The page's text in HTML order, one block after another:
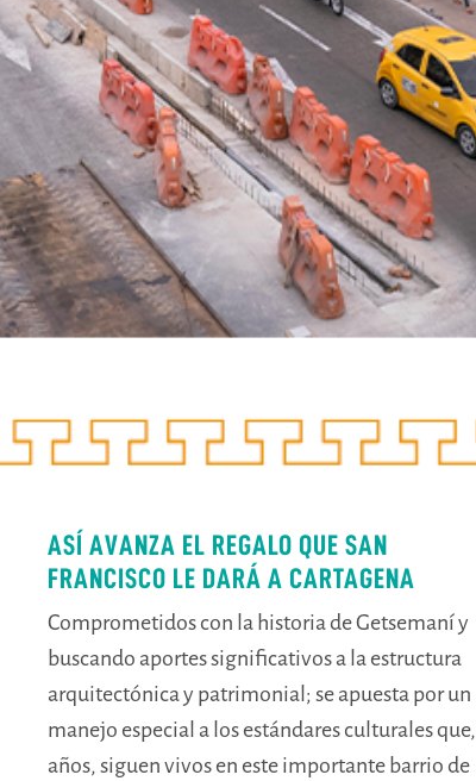
ASÍ AVANZA EL REGALO QUE SAN
FRANCISCO LE DARÁ A CARTAGENA
Comprometidos con la historia de Getsemaní y
buscando aportes significativos a la estructura
arquitectónica y patrimonial; se apuesta por un
manejo especial a los estándares culturales que,
años, siguen vivos en este importante barrio de